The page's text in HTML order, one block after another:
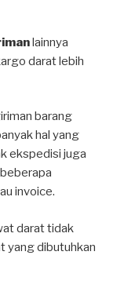
lainnya
darat lebih
barang
hal yang
ekspedisi juga
invoice.
darat tidak
yang dibutuhkan